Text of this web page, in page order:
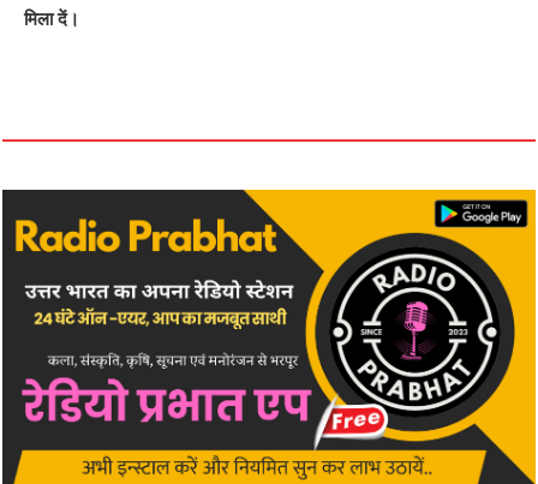
मिला दें।